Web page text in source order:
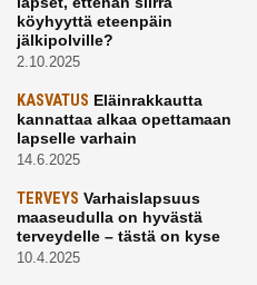
köyhyyttä eteenpäin
jälkipolville?
2.10.2025
KASVATUS Eläinrakkautta
kannattaa alkaa opettamaan
lapselle varhain
14.6.2025
TERVEYS Varhaislapsuus
maaseudulla on hyvästä
terveydelle – tästä on kyse
10.4.2025